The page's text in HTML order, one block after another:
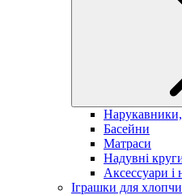
Басейни
Матраси
Надувні
Аксессуари і
Іграшки для